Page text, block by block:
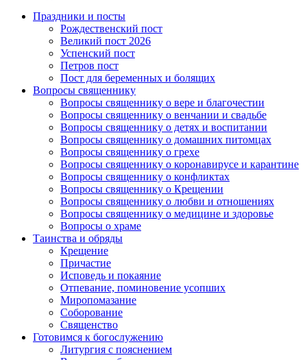
Праздники и посты
Рождественский пост
Великий пост 2026
Успенский пост
Петров пост
Пост для беременных и болящих
Вопросы священнику
Вопросы священнику о вере и благочестии
Вопросы священнику о венчании и свадьбе
Вопросы священнику о детях и воспитании
Вопросы священнику о домашних питомцах
Вопросы священнику о грехе
Вопросы священнику о коронавирусе и карантине
Вопросы священнику о конфликтах
Вопросы священнику о Крещении
Вопросы священнику о любви и отношениях
Вопросы священнику о медицине и здоровье
Вопросы о храме
Таинства и обряды
Крещение
Причастие
Исповедь и покаяние
Отпевание, поминовение усопших
Миропомазание
Соборование
Священство
Готовимся к богослужению
Литургия с пояснением